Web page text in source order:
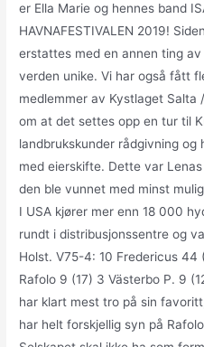
er Ella Marie og hennes band
HAVNAFESTIVALEN 2019!
erstattes med en annen ting
verden unike. Vi har også fått
medlemmer av Kystlaget Salta
om at det settes opp en tur til
landbrukskunder rådgivning
med eierskifte. Dette var
den ble vunnet med minst
I USA kjører mer enn 18 000
rundt i distribusjonssentre og
Holst. V75-4: 10 Fredericus 44
Rafolo 9 (17) 3 Västerbo P. 9
har klart mest tro på sin
har helt forskjellig syn på